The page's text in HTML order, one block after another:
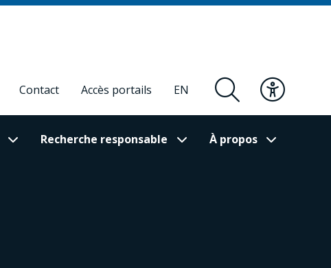
Contact Accès portails EN
Recherche responsable À propos